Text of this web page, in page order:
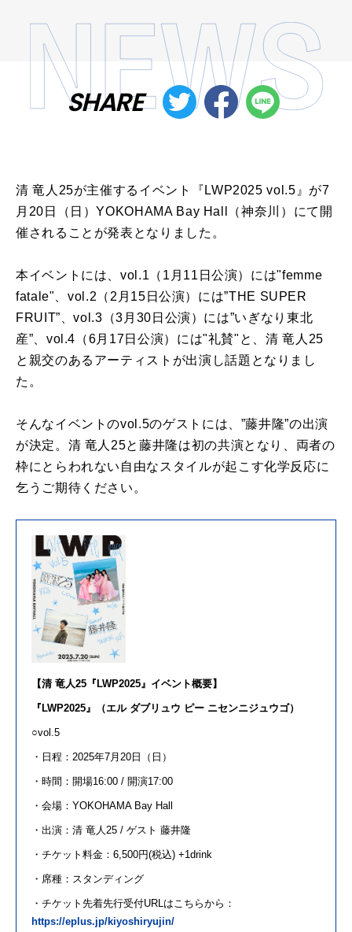
SHARE
清 竜人25が主催するイベント『LWP2025 vol.5』が7
月20日（日）YOKOHAMA Bay Hall（神奈川）にて開
催されることが発表となりました。
本イベントには、vol.1（1月11日公演）には"femme
fatale"、vol.2（2月15日公演）には”THE SUPER
FRUIT”、vol.3（3月30日公演）には”いぎなり東北
産”、vol.4（6月17日公演）には"礼賛"と、清 竜人25
と親交のあるアーティストが出演し話題となりまし
た。
そんなイベントのvol.5のゲストには、”藤井隆”の出演
が決定。清 竜人25と藤井隆は初の共演となり、両者の
枠にとらわれない自由なスタイルが起こす化学反応に
乞うご期待ください。
【清 竜人25『LWP2025』イベント概要】
『LWP2025』（エル ダブリュウ ピー ニセンニジュウゴ）
○vol.5
・日程：2025年7月20日（日）
・時間：開場16:00 / 開演17:00
・会場： YOKOHAMA Bay Hall
・出演：清 竜人25 / ゲスト 藤井隆
・チケット料金：6,500円(税込) +1drink
・席種：スタンディング
・チケット先着先行受付URLはこちらから：
https://eplus.jp/kiyoshiryujin/